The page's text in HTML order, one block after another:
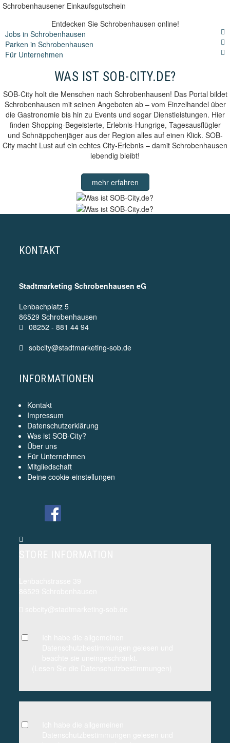
Schrobenhausener Einkaufsgutschein
Entdecken Sie Schrobenhausen online!
Jobs in Schrobenhausen
Parken in Schrobenhausen
Für Unternehmen
WAS IST SOB-CITY.DE?
SOB-City holt die Menschen nach Schrobenhausen! Das Portal bildet
Schrobenhausen mit seinen Angeboten ab – vom Einzelhandel über
die Gastronomie bis hin zu Events und sogar Dienstleistungen. Hier
finden Shopping-Begeisterte, Erlebnis-Hungrige, Tagesausflügler
und Schnäppchenjäger aus der Region alles auf einen Klick. SOB-
City macht Lust auf ein echtes City-Erlebnis – damit Schrobenhausen
lebendig bleibt!
mehr erfahren
KONTAKT
Stadtmarketing Schrobenhausen eG
Lenbachplatz 5
86529 Schrobenhausen
08252 - 881 44 94
sobcity@stadtmarketing-sob.de
INFORMATIONEN
Kontakt
Impressum
Datenschutzerklärung
Was ist SOB-City?
Über uns
Für Unternehmen
Mitgliedschaft
Deine cookie-einstellungen